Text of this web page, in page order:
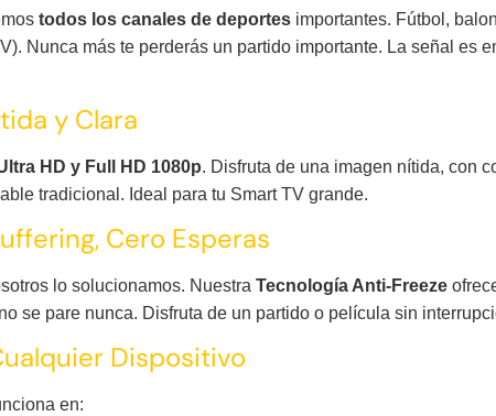
todos los canales de deportes importantes. Fútbol,
Nunca más te perderás un partido importante. La señal es
y Clara
HD y Full HD 1080p. Disfruta de una imagen nítida, con
tradicional. Ideal para tu Smart TV grande.
Cero Esperas
lo solucionamos. Nuestra Tecnología Anti-Freeze
se pare nunca. Disfruta de un partido o película sin
Dispositivo
en: